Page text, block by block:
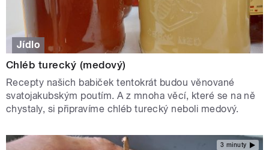
Jídlo
Chléb turecký (medový)
Recepty našich babiček tentokrát budou věnované
svatojakubským poutím. A z mnoha věcí, které se na ně
chystaly, si připravíme chléb turecký neboli medový.
3 minuty